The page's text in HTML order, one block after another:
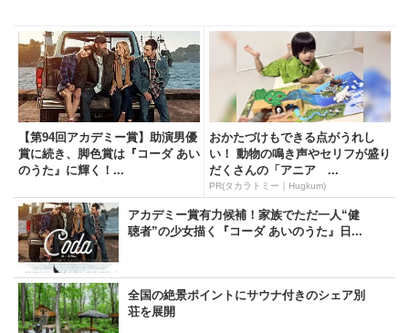
【第94回アカデミー賞】助演男優
賞に続き、脚色賞は『コーダ あい
のうた』に輝く！...
おかたづけもできる点がうれし
い！ 動物の鳴き声やセリフが盛り
だくさんの「アニア ...
PR(タカラトミー｜Hugkum)
アカデミー賞有力候補！家族でただ一人“健
聴者”の少女描く『コーダ あいのうた』日...
全国の絶景ポイントにサウナ付きのシェア別
荘を展開